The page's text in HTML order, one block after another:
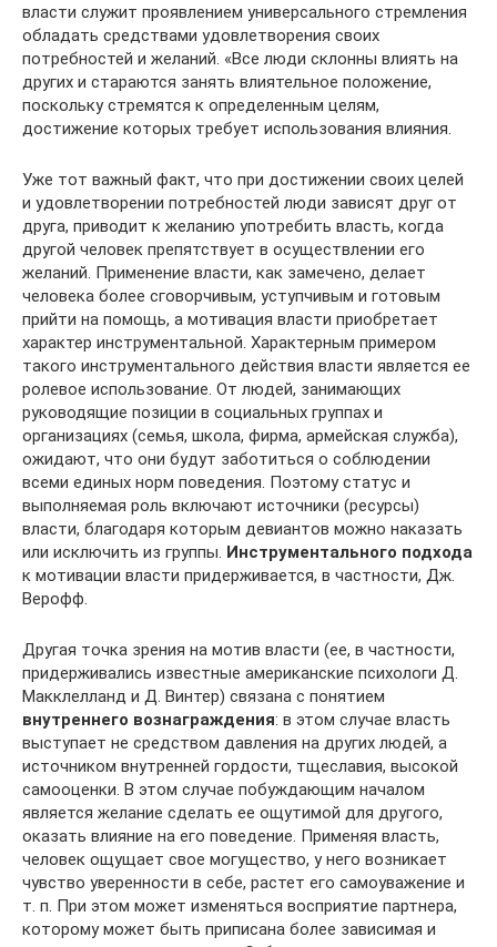
власти служит проявлением универсального стремления
обладать средствами удовлетворения своих
потребностей и желаний. «Все люди склонны влиять на
других и стараются занять влиятельное положение,
поскольку стремятся к определенным целям,
достижение которых требует использования влияния.
Уже тот важный факт, что при достижении своих целей
и удовлетворении потребностей люди зависят друг от
друга, приводит к желанию употребить власть, когда
другой человек препятствует в осуществлении его
желаний. Применение власти, как замечено, делает
человека более сговорчивым, уступчивым и готовым
прийти на помощь, а мотивация власти приобретает
характер инструментальной. Характерным примером
такого инструментального действия власти является ее
ролевое использование. От людей, занимающих
руководящие позиции в социальных группах и
организациях (семья, школа, фирма, армейская служба),
ожидают, что они будут заботиться о соблюдении
всеми единых норм поведения. Поэтому статус и
выполняемая роль включают источники (ресурсы)
власти, благодаря которым девиантов можно наказать
или исключить из группы. Инструментального подхода
к мотивации власти придерживается, в частности, Дж.
Верофф.
Другая точка зрения на мотив власти (ее, в частности,
придерживались известные американские психологи Д.
Макклелланд и Д. Винтер) связана с понятием
внутреннего вознаграждения: в этом случае власть
выступает не средством давления на других людей, а
источником внутренней гордости, тщеславия, высокой
самооценки. В этом случае побуждающим началом
является желание сделать ее ощутимой для другого,
оказать влияние на его поведение. Применяя власть,
человек ощущает свое могущество, у него возникает
чувство уверенности в себе, растет его самоуважение и
т. п. При этом может изменяться восприятие партнера,
которому может быть приписана более зависимая и